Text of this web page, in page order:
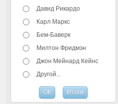
Давид Рикардо
Карл Маркс
Бем-Баверк
Милтон Фридмэн
Джон Мейнард Кейнс
Другой...